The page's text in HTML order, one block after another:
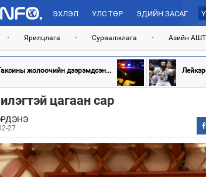
ЭХЛЭЛ УЛС ТӨР ЭДИЙН ЗАСАГ
• Ярилцлага • Сурвалжлага • Азийн АШТ
жолоочийн дээрэмдсэн...
цагаан сар
27